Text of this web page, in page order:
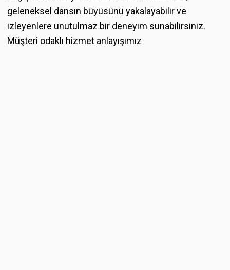
geleneksel dansın büyüsünü yakalayabilir ve
izleyenlere unutulmaz bir deneyim sunabilirsiniz.
Müşteri odaklı hizmet anlayışımız